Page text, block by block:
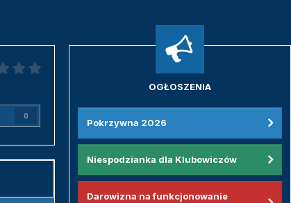
0
OGŁOSZENIA
Pokrzywna 2026
Niespodzianka dla Klubowiczów
Darowizna na funkcjonowanie